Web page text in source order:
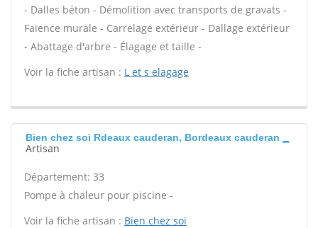
- Dalles béton - Démolition avec transports de gravats -
Faïence murale - Carrelage extérieur - Dallage extérieur
- Abattage d'arbre - Élagage et taille -
Voir la fiche artisan : L et s elagage
Bien chez soi Rdeaux cauderan, Bordeaux cauderan
Artisan
Département: 33
Pompe à chaleur pour piscine -
Voir la fiche artisan : Bien chez soi